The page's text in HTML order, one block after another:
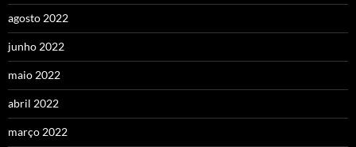
agosto 2022
junho 2022
maio 2022
abril 2022
março 2022